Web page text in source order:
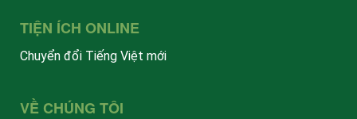
TIỆN ÍCH ONLINE
Chuyển đổi Tiếng Việt mới
VỀ CHÚNG TÔI